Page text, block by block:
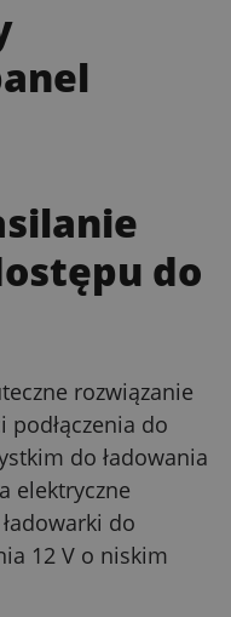
do
rozwiązanie
do
do ładowania
elektryczne
do
12 V o niskim